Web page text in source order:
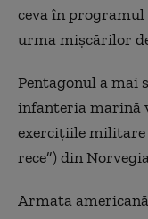
ceva în
urma mișcărilor
Pentagonul a mai
infanteria marină
exercițiile militare
rece”) din
Armata